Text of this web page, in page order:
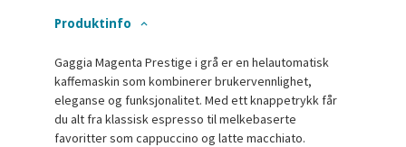
Produktinfo
Gaggia Magenta Prestige i grå er en helautomatisk
kaffemaskin som kombinerer brukervennlighet,
eleganse og funksjonalitet. Med ett knappetrykk får
du alt fra klassisk espresso til melkebaserte
favoritter som cappuccino og latte macchiato.